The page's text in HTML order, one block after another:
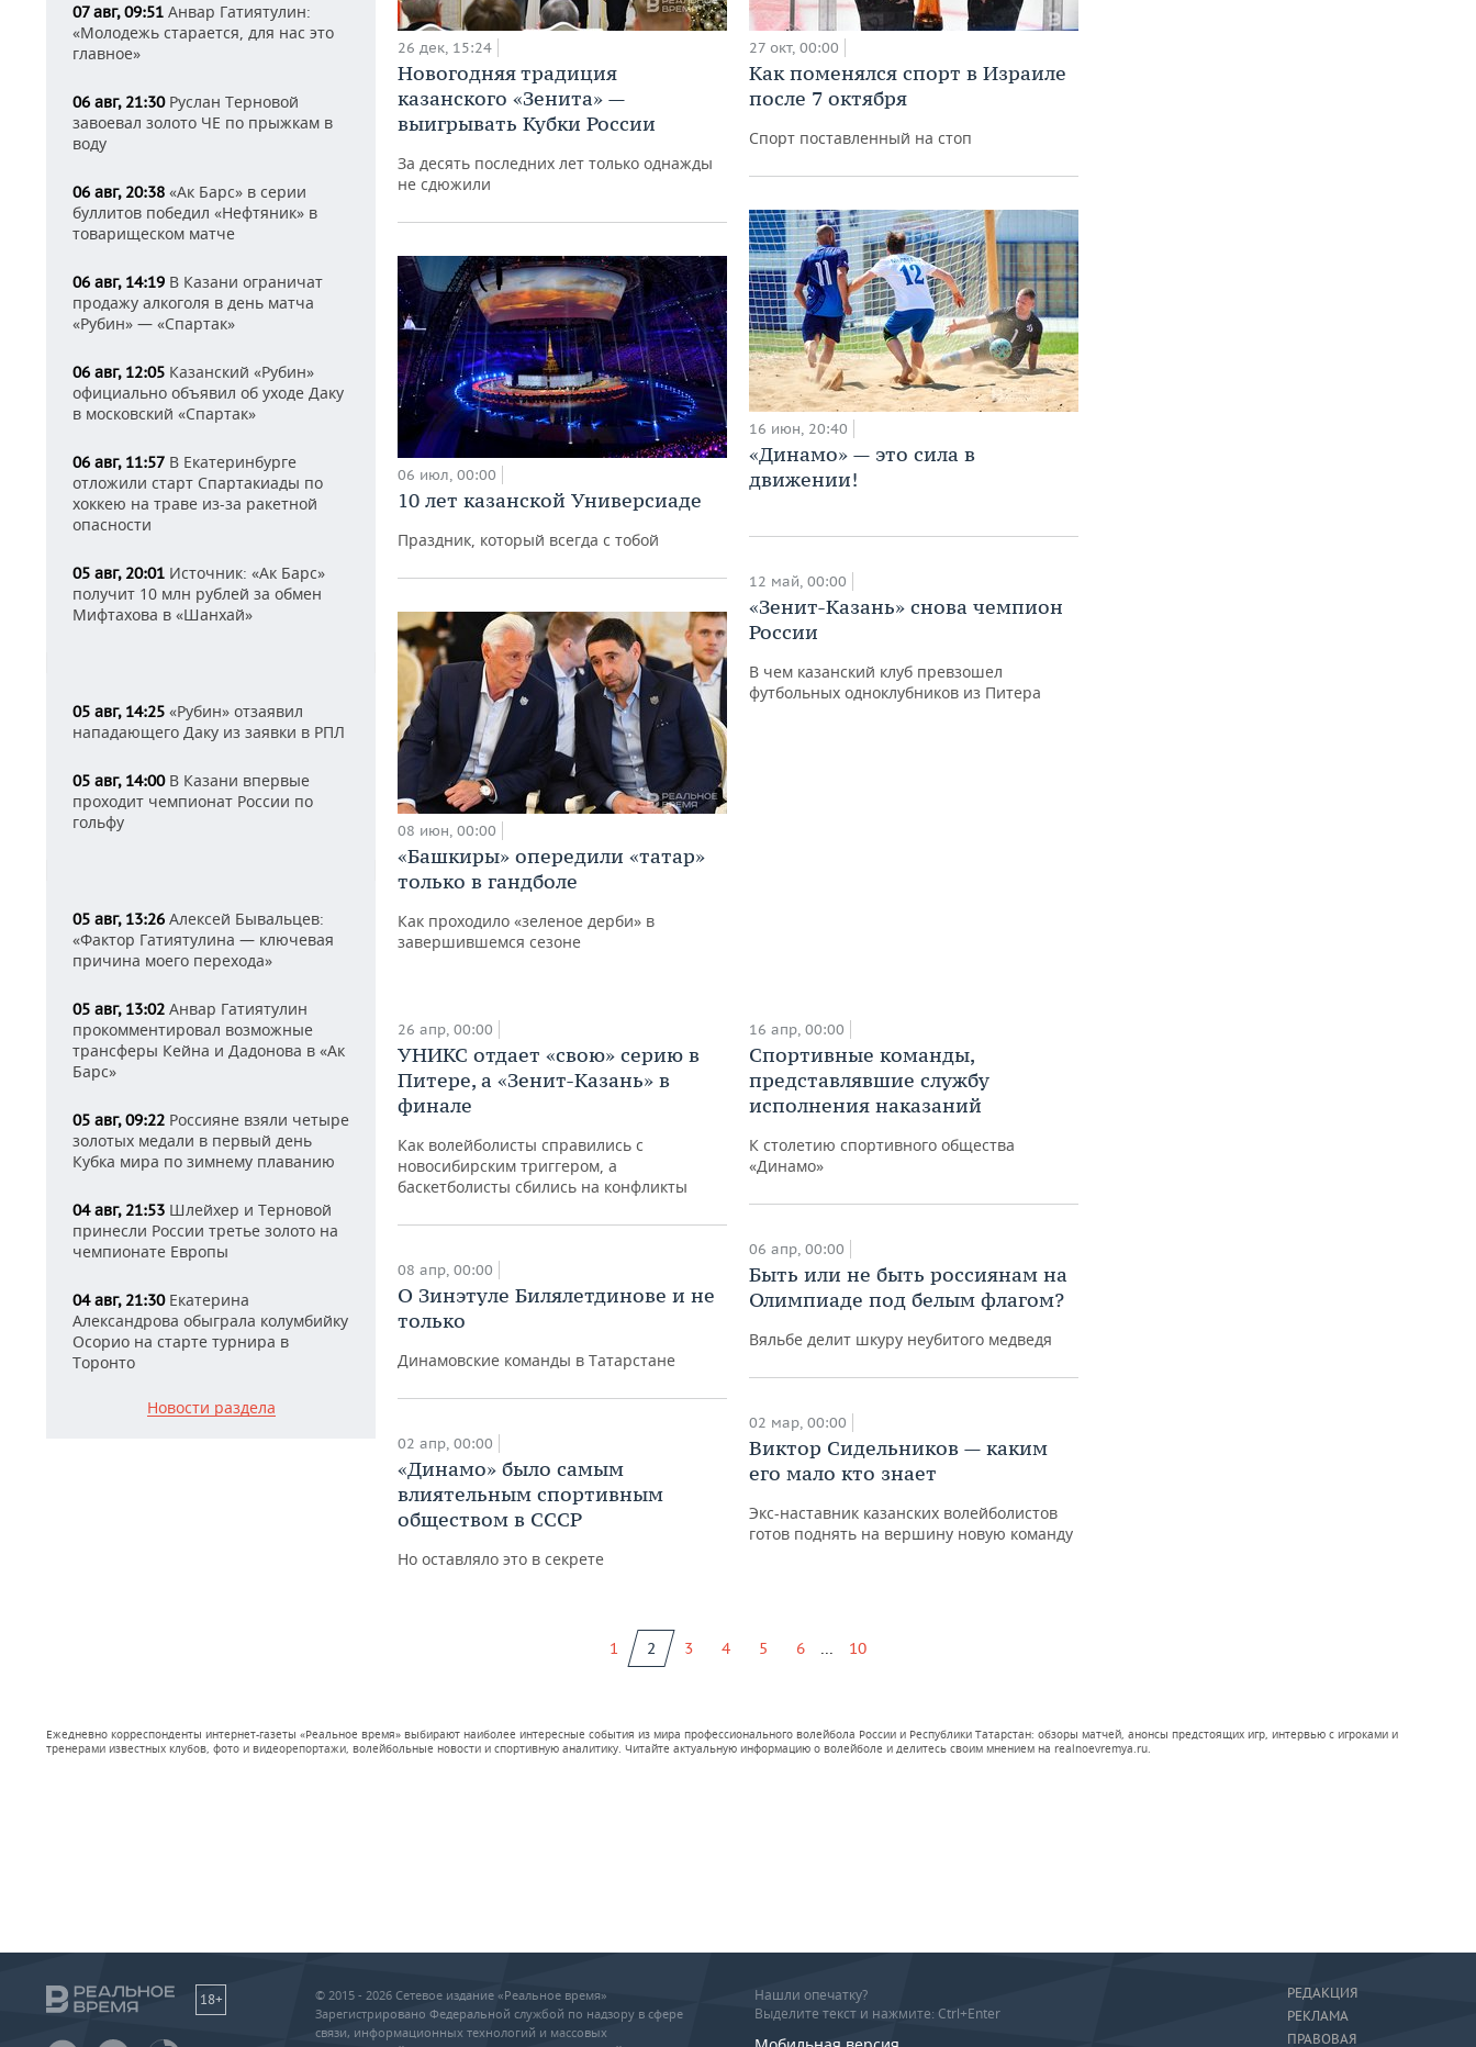
07 авг, 09:51 Анвар Гатиятулин:
«Молодежь старается, для нас это
главное»
06 авг, 21:30Руслан Терновой
завоевал золото ЧЕ по прыжкам в
воду
06 авг, 20:38 «Ак Барс» в серии
буллитов победил «Нефтяник» в
товарищеском матче
06 авг, 14:19 В Казани ограничат
продажу алкоголя в день матча
«Рубин» — «Спартак»
06 авг, 12:05 Казанский «Рубин»
официально объявил об уходе Даку
в московский «Спартак»
06 авг, 11:57 В Екатеринбурге
отложили старт Спартакиады по
хоккею на траве из-за ракетной
опасности
05 авг, 20:01 Источник: «Ак Барс»
получит 10 млн рублей за обмен
Мифтахова в «Шанхай»
05 авг, 14:25 «Рубин» отзаявил
нападающего Даку из заявки в РПЛ
05 авг, 14:00В Казани впервые
проходит чемпионат России по
гольфу
05 авг, 13:26 Алексей Бывальцев:
«Фактор Гатиятулина — ключевая
причина моего перехода»
05 авг, 13:02 Анвар Гатиятулин
прокомментировал возможные
трансферы Кейна и Дадонова в «Ак
Барс»
05 авг, 09:22 Россияне взяли четыре
золотых медали в первый день
Кубка мира по зимнему плаванию
04 авг, 21:53 Шлейхер и Терновой
принесли России третье золото на
чемпионате Европы
04 авг, 21:30Екатерина
Александрова обыграла колумбийку
Осорио на старте турнира в
Торонто
Новости раздела
26 дек, 15:24
Новогодняя традиция
казанского «Зенита» —
выигрывать Кубки России
За десять последних лет только однажды
не сдюжили
06 июл, 00:00
10 лет казанской Универсиаде
Праздник, который всегда с тобой
08 июн, 00:00
«Башкиры» опередили «татар»
только в гандболе
Как проходило «зеленое дерби» в
завершившемся сезоне
27 окт, 00:00
Как поменялся спорт в Израиле
после 7 октября
Спорт поставленный на стоп
16 июн, 20:40
«Динамо» — это сила в
движении!
12 май, 00:00
«Зенит-Казань» снова чемпион
России
В чем казанский клуб превзошел
футбольных одноклубников из Питера
26 апр, 00:00
УНИКС отдает «свою» серию в
Питере, а «Зенит-Казань» в
финале
Как волейболисты справились с
новосибирским триггером, а
баскетболисты сбились на конфликты
08 апр, 00:00
О Зинэтуле Билялетдинове и не
только
Динамовские команды в Татарстане
02 апр, 00:00
«Динамо» было самым
влиятельным спортивным
обществом в СССР
Но оставляло это в секрете
16 апр, 00:00
Спортивные команды,
представлявшие службу
исполнения наказаний
К столетию спортивного общества
«Динамо»
06 апр, 00:00
Быть или не быть россиянам на
Олимпиаде под белым флагом?
Вяльбе делит шкуру неубитого медведя
02 мар, 00:00
Виктор Сидельников — каким
его мало кто знает
Экс-наставник казанских волейболистов
готов поднять на вершину новую команду
1 2 3 4 5 6 ... 10
Ежедневно корреспонденты интернет-газеты «Реальное время» выбирают наиболее интересные события из мира профессионального волейбола России и Республики Татарстан: обзоры матчей, анонсы предстоящих игр, интервью с игроками и
тренерами известных клубов, фото и видеорепортажи, волейбольные новости и спортивную аналитику. Читайте актуальную информацию о волейболе и делитесь своим мнением на realnoevremya.ru.
18+
© 2015 - 2026 Сетевое издание «Реальное время»
Зарегистрировано Федеральной службой по надзору в сфере
связи, информационных технологий и массовых
Нашли опечатку?
Выделите текст и нажмите: Ctrl+Enter
РЕДАКЦИЯ
РЕКЛАМА
ПРАВОВАЯ